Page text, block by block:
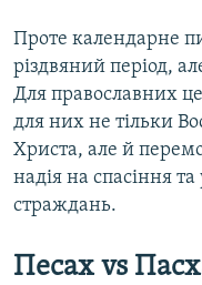
Проте календарне
різдвяний період,
Для православних
для них не тільки
Христа, але й
надія на спасіння
страждань.
Песахvs